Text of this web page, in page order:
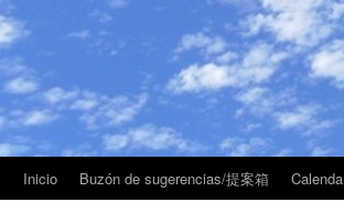
Inicio Buzón de sugerencias/提案箱